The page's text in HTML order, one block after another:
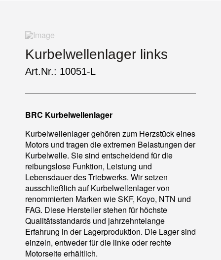
Kurbelwellenlager links
Art.Nr.: 10051-L
BRC Kurbelwellenlager
Kurbelwellenlager gehören zum Herzstück eines
Motors und tragen die extremen Belastungen der
Kurbelwelle. Sie sind entscheidend für die
reibungslose Funktion, Leistung und
Lebensdauer des Triebwerks. Wir setzen
ausschließlich auf Kurbelwellenlager von
renommierten Marken wie SKF, Koyo, NTN und
FAG. Diese Hersteller stehen für höchste
Qualitätsstandards und jahrzehntelange
Erfahrung in der Lagerproduktion. Die Lager sind
einzeln, entweder für die linke oder rechte
Motorseite erhältlich.